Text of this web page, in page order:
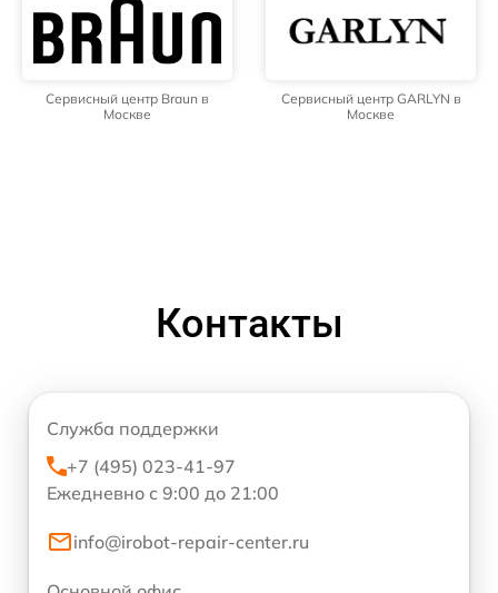
Сервисный центр Braun в
Москве
Сервисный центр GARLYN в
Москве
Контакты
Служба поддержки
+7 (495) 023-41-97
Ежедневно с 9:00 до 21:00
info@irobot-repair-center.ru